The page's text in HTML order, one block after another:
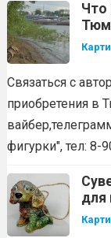
Что
Связаться с
приобретения в
фигурки", тел: 8-
для